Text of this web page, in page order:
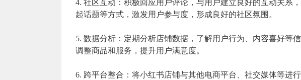
4. 社区互动：积极回应用户评论，与用户建立良好的互动关系
起话题等方式，激发用户参与度，形成良好的社区氛围。
5. 数据分析：定期分析店铺数据，了解用户行为、内容喜好等
调整商品和服务，提升用户满意度。
6. 跨平台整合：将小红书店铺与其他电商平台、社交媒体等进